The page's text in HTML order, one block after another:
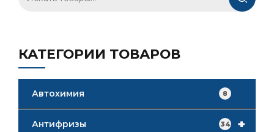
КАТЕГОРИИ ТОВАРОВ
Автохимия 8
+
Антифризы 34